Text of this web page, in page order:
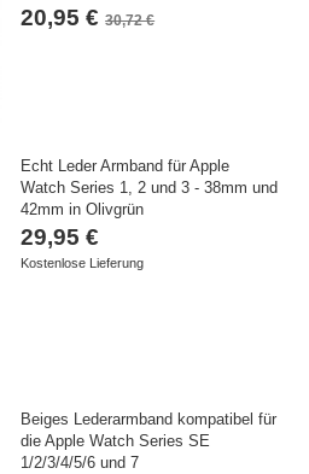
20,95 €30,72 €
Echt Leder Armband für Apple
Watch Series 1, 2 und 3 - 38mm und
42mm in Olivgrün
29,95 €
Kostenlose Lieferung
Beiges Lederarmband kompatibel für
die Apple Watch Series SE
1/2/3/4/5/6 und 7